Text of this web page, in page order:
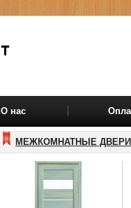
О нас
МЕЖКОМНАТНЫЕ ДВЕРИ